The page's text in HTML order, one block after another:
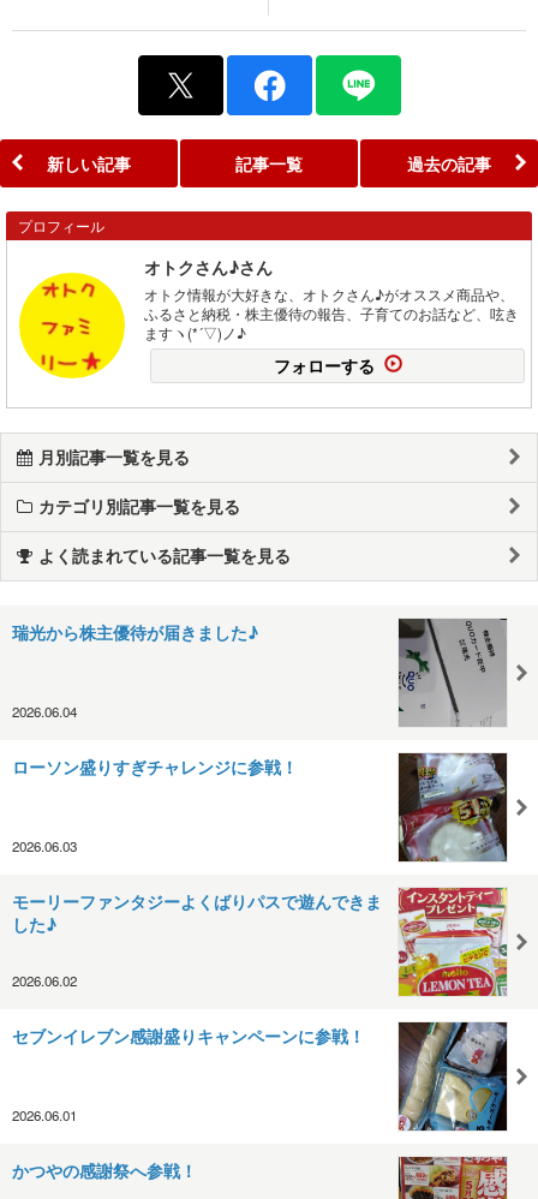
新しい記事 記事一覧 過去の記事
プロフィール
オトクさん♪さん
オトク情報が大好きな、オトクさん♪がオススメ商品や、
ふるさと納税・株主優待の報告、子育てのお話など、呟き
ますヽ(*´▽)ノ♪
フォローする
月別記事一覧を見る
カテゴリ別記事一覧を見る
よく読まれている記事一覧を見る
瑞光から株主優待が届きました♪
2026.06.04
ローソン盛りすぎチャレンジに参戦！
2026.06.03
モーリーファンタジーよくばりパスで遊んできま
した♪
2026.06.02
セブンイレブン感謝盛りキャンペーンに参戦！
2026.06.01
かつやの感謝祭へ参戦！